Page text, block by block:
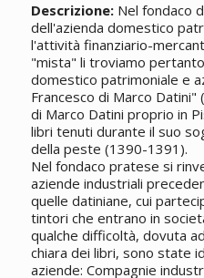
Descrizione:Nel fondaco
dell'azienda domestico
l'attività finanziario-
"mista" li troviamo
domestico patrimoniale e
Francesco di Marco
di Marco Datini proprio in
libri tenuti durante il suo
della peste (1390-1391).
Nel fondaco pratese si
aziende industriali
quelle datiniane, cui
tintori che entrano in
qualche difficoltà, dovuta
chiara dei libri, sono state
aziende: Compagnie